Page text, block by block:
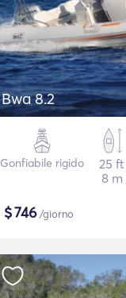
Bwa 8.2
Gonfiabile rigido
25 ft
8 m
$746/giorno